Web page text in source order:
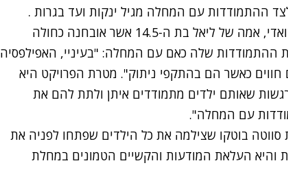
ההתמודדות עם המחלה מגיל ינקות ועד בגרות .
מי שהובילה את הפרויקט היא אורית דואדי, אמה של ליאל בת ה-14.5 אשר אובחנה כחולה
ההתמודדות שלה כאם עם המחלה: "בעיניי, האפילפסיה
כאשר הם בהתקפי ניתוק". מטרת הפרויקט היא
שאותם ילדים מתמודדים איתן ולתת להם את
עם המחלה".
בוטקו שצילמה את כל הילדים שפתחו לפניה את
העלאת המודעות והקשיים הטמונים במחלת